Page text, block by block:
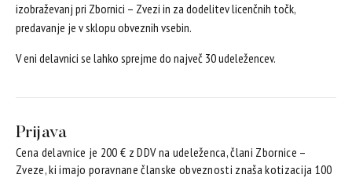
izobraževanj pri Zbornici – Zvezi in za dodelitev licenčnih točk,
predavanje je v sklopu obveznih vsebin.
V eni delavnici se lahko sprejme do največ 30 udeležencev.
Prijava
Cena delavnice je 200 € z DDV na udeleženca, člani Zbornice –
Zveze, ki imajo poravnane članske obveznosti znaša kotizacija 100